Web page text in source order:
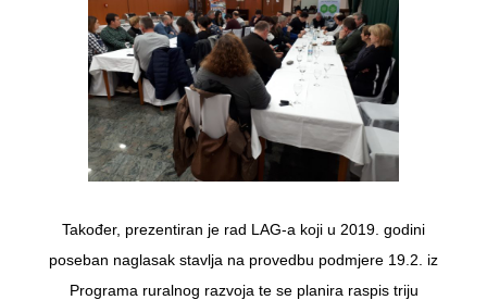
Također, prezentiran je rad LAG-a koji u 2019. godini
poseban naglasak stavlja na provedbu podmjere 19.2. iz
Programa ruralnog razvoja te se planira raspis triju